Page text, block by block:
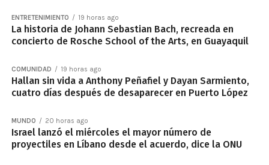
La historia de Johann Sebastian Bach, recreada en
concierto de Rosche School of the Arts, en Guayaquil
Hallan sin vida a Anthony Peñafiel y Dayan Sarmiento,
cuatro días después de desaparecer en Puerto López
Israel lanzó el miércoles el mayor número de
proyectiles en Líbano desde el acuerdo, dice la ONU